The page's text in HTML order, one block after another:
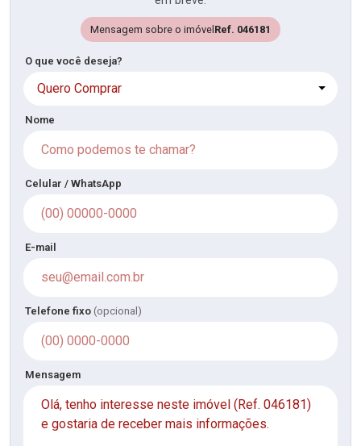
Mensagem sobre o imóvel Ref. 046181
O que você deseja?
Quero Comprar
Nome
Celular / WhatsApp
E-mail
Telefone fixo (opcional)
Mensagem